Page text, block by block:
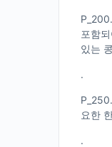
포함
있는
.
요한
.